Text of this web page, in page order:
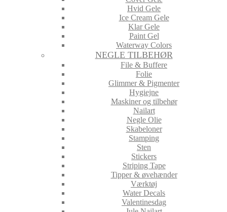
Hvid Gele
Ice Cream Gele
Klar Gele
Paint Gel
Waterway Colors
NEGLE TILBEHØR
File & Buffere
Folie
Glimmer & Pigmenter
Hygiejne
Maskiner og tilbehør
Nailart
Negle Olie
Skabeloner
Stamping
Sten
Stickers
Striping Tape
Tipper & øvehænder
Værktøj
Water Decals
Valentinesdag